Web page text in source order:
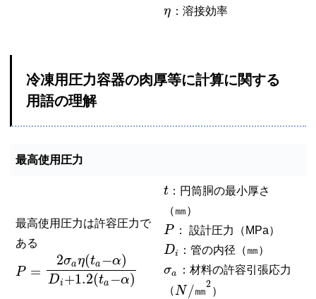
η ：溶接効率
冷凍用圧力容器の肉厚等に計算に関する
用語の理解
最高使用圧力
最高使用圧力は許容圧力で
ある
P =
2σaη(ta −α)
Di +1.2(ta −α)
t ：円筒胴の最小厚さ
（㎜）
P ： 設計圧力（MPa）
Di ：管の内径（㎜）
σa
：材料の許容引張応力
（N/㎜
2
）